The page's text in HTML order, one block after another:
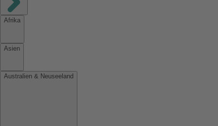
Afrika
Asien
Australien & Neuseeland